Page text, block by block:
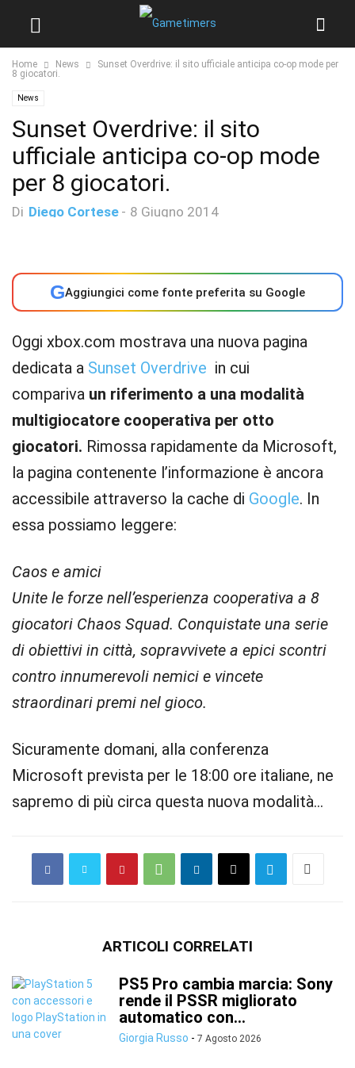
Home News
Sunset Overdrive: il sito ufficiale anticipa co-op mode per
8 giocatori.
News
Sunset Overdrive: il sito
ufficiale anticipa co-op mode
per 8 giocatori.
Di Diego Cortese - 8 Giugno 2014
GAggiungici come fonte preferita su Google
Oggi xbox.com mostrava una nuova pagina
dedicata a Sunset Overdrive in cui
compariva un riferimento a una modalità
multigiocatore cooperativa per otto
giocatori. Rimossa rapidamente da Microsoft,
la pagina contenente l’informazione è ancora
accessibile attraverso la cache di Google. In
essa possiamo leggere:
Caos e amici
Unite le forze nell’esperienza cooperativa a 8
giocatori Chaos Squad. Conquistate una serie
di obiettivi in città, sopravvivete a epici scontri
contro innumerevoli nemici e vincete
straordinari premi nel gioco.
Sicuramente domani, alla conferenza
Microsoft prevista per le 18:00 ore italiane, ne
sapremo di più circa questa nuova modalità…
ARTICOLI CORRELATI
PS5 Pro cambia marcia: Sony
rende il PSSR migliorato
automatico con...
Giorgia Russo - 7 Agosto 2026